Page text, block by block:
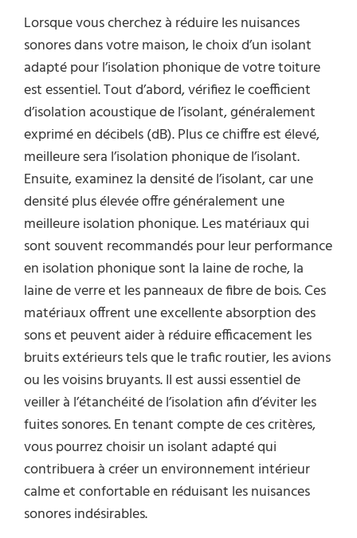
Lorsque vous cherchez à réduire les nuisances
sonores dans votre maison, le choix d’un isolant
adapté pour l’isolation phonique de votre toiture
est essentiel. Tout d’abord, vérifiez le coefficient
d’isolation acoustique de l’isolant, généralement
exprimé en décibels (dB). Plus ce chiffre est élevé,
meilleure sera l’isolation phonique de l’isolant.
Ensuite, examinez la densité de l’isolant, car une
densité plus élevée offre généralement une
meilleure isolation phonique. Les matériaux qui
sont souvent recommandés pour leur performance
en isolation phonique sont la laine de roche, la
laine de verre et les panneaux de fibre de bois. Ces
matériaux offrent une excellente absorption des
sons et peuvent aider à réduire efficacement les
bruits extérieurs tels que le trafic routier, les avions
ou les voisins bruyants. Il est aussi essentiel de
veiller à l’étanchéité de l’isolation afin d’éviter les
fuites sonores. En tenant compte de ces critères,
vous pourrez choisir un isolant adapté qui
contribuera à créer un environnement intérieur
calme et confortable en réduisant les nuisances
sonores indésirables.